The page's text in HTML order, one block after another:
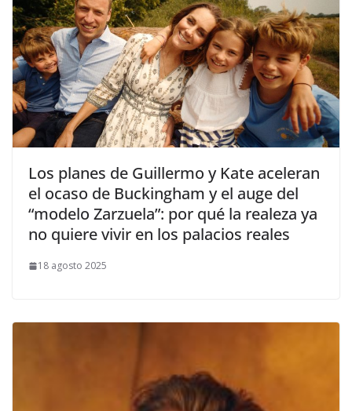
​Los planes de Guillermo y Kate aceleran
el ocaso de Buckingham y el auge del
“modelo Zarzuela”: por qué la realeza ya
no quiere vivir en los palacios reales
18 agosto 2025